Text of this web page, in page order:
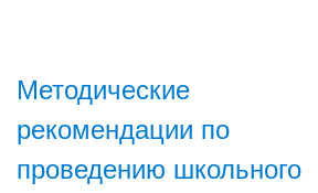
Методические
рекомендации по
проведению школьного